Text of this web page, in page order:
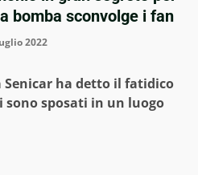
bomba sconvolge i fan
2022
Senicar ha detto il fatidico
sono sposati in un luogo